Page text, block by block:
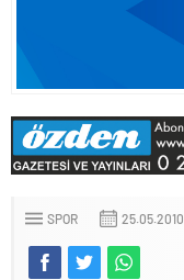
SPOR 25.05.2010